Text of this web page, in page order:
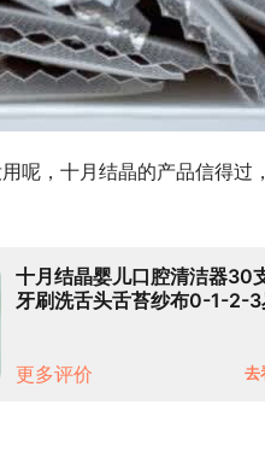
呢，十月结晶的产品信得过
十月结晶婴儿口腔清洁器30
牙刷洗舌头舌苔纱布0-1-2-3
更多评价 去